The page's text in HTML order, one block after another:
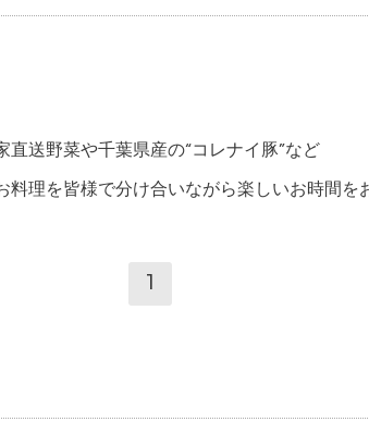
送野菜や千葉県産の“コレナイ豚”など
理を皆様で分け合いながら楽しいお時間を
1